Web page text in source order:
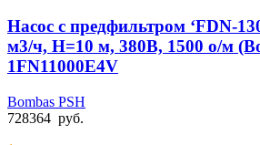
Насос с предфильтром ‘FDN-
м3/ч, Н=10 м, 380В, 1500 о/м
1FN11000E4V
Bombas PSH
728364 руб.